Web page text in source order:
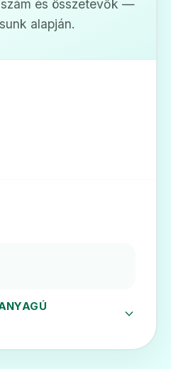
és összetevők —
alapján.